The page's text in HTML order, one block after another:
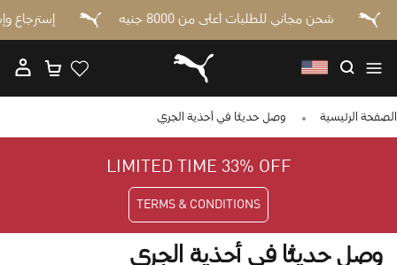
شحن مجاني للطلبات أعلى من 8000 جنيه
الصفحة الرئيسية وصل حديثًا في أحذية الجري
LIMITED TIME 33% OFF
TERMS & CONDITIONS
وصل حديثًا في أحذية الجري